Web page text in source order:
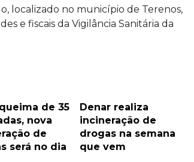
localizado no município de Terenos,
e fiscais da Vigilância Sanitária da
de 35
nova
de
será no dia
Denar realiza
incineração de
drogas na semana
que vem